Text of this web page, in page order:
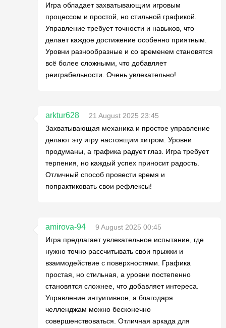
Игра обладает захватывающим игровым
процессом и простой, но стильной графикой.
Управление требует точности и навыков, что
делает каждое достижение особенно приятным.
Уровни разнообразные и со временем становятся
всё более сложными, что добавляет
реиграбельности. Очень увлекательно!
arktur628
21 August 2025 23:45
Захватывающая механика и простое управление
делают эту игру настоящим хитром. Уровни
продуманы, а графика радует глаз. Игра требует
терпения, но каждый успех приносит радость.
Отличный способ провести время и
попрактиковать свои рефлексы!
amirova-94
9 August 2025 00:45
Игра предлагает увлекательное испытание, где
нужно точно рассчитывать свои прыжки и
взаимодействие с поверхностями. Графика
простая, но стильная, а уровни постепенно
становятся сложнее, что добавляет интереса.
Управление интуитивное, а благодаря
челленджам можно бесконечно
совершенствоваться. Отличная аркада для